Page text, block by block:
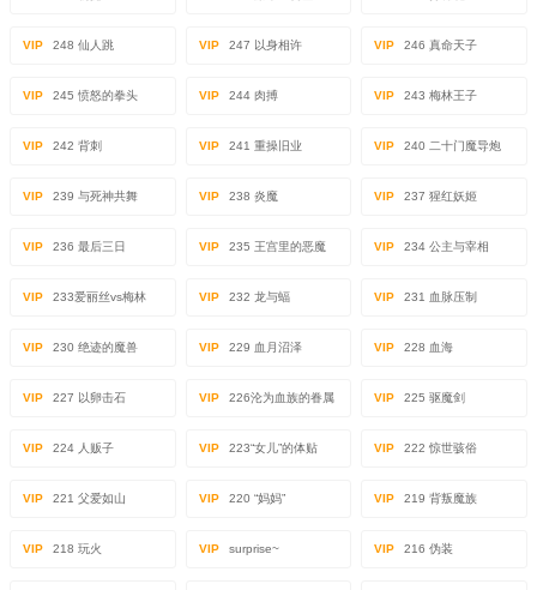
VIP 248 仙人跳 VIP 247 以身相许 VIP 246 真命天子
VIP 245 愤怒的拳头 VIP 244 肉搏 VIP 243 梅林王子
VIP 242 背刺 VIP 241 重操旧业 VIP 240 二十门魔导炮
VIP 239 与死神共舞 VIP 238 炎魔 VIP 237 猩红妖姬
VIP 236 最后三日 VIP 235 王宫里的恶魔 VIP 234 公主与宰相
VIP 233爱丽丝vs梅林 VIP 232 龙与蝠 VIP 231 血脉压制
VIP 230 绝迹的魔兽 VIP 229 血月沼泽 VIP 228 血海
VIP 227 以卵击石 VIP 226沦为血族的眷属 VIP 225 驱魔剑
VIP 224 人贩子 VIP 223“女儿”的体贴 VIP 222 惊世骇俗
VIP 221 父爱如山 VIP 220 “妈妈” VIP 219 背叛魔族
VIP 218 玩火 VIP surprise~ VIP 216 伪装